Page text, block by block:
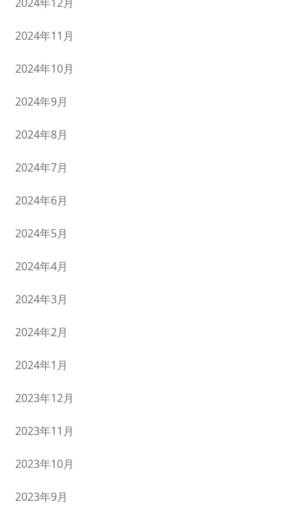
2024年11月
2024年10月
2024年9月
2024年8月
2024年7月
2024年6月
2024年5月
2024年4月
2024年3月
2024年2月
2024年1月
2023年12月
2023年11月
2023年10月
2023年9月